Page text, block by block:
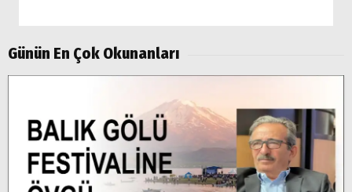
Günün En Çok Okunanları